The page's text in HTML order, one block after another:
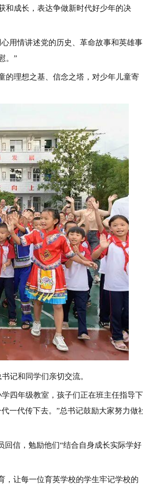
和成长，表达争做新时代好少年的决
用情讲述党的历史、革命故事和英雄事
。”
的理想之基、信念之塔，对少年儿童寄
记和同学们亲切交流。
四年级教室，孩子们正在班主任指导下
一代传下去。”总书记鼓励大家努力做
回信，勉励他们“结合自身成长实际学好
，让每一位育英学校的学生牢记学校的